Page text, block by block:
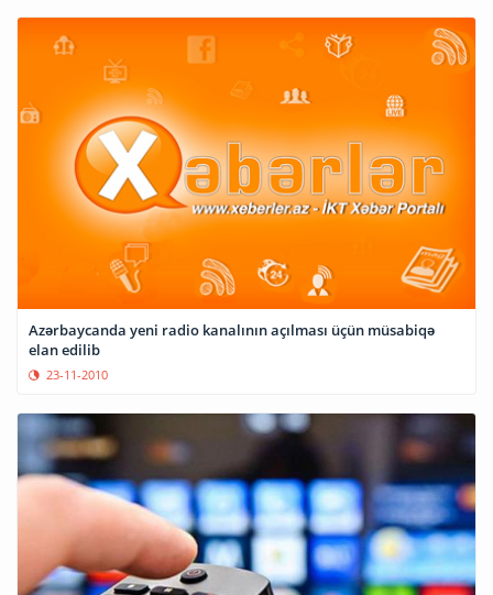
Azərbaycanda yeni radio kanalının açılması üçün müsabiqə
elan edilib
23-11-2010